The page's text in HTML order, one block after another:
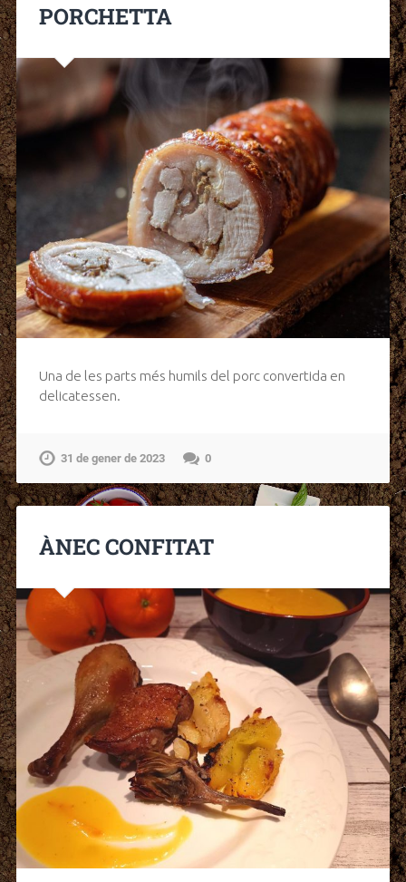
PORCHETTA
Una de les parts més humils del porc convertida en
delicatessen.
31 de gener de 2023 0
ÀNEC CONFITAT